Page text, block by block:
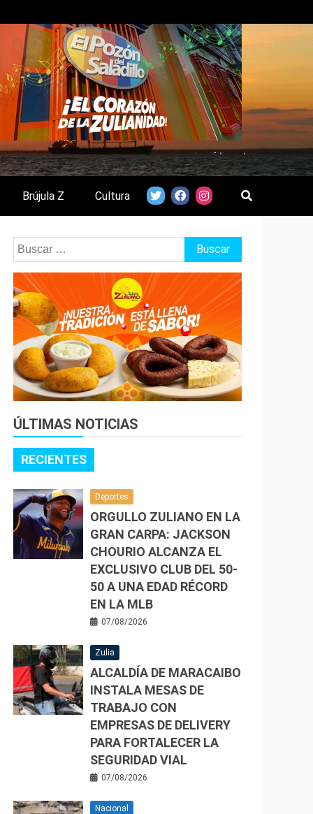
Brújula Z Cultura
Buscar:
ÚLTIMAS NOTICIAS
RECIENTES
Deportes
ORGULLO ZULIANO EN LA
GRAN CARPA: JACKSON
CHOURIO ALCANZA EL
EXCLUSIVO CLUB DEL 50-
50 A UNA EDAD RÉCORD
EN LA MLB
07/08/2026
Zulia
ALCALDÍA DE MARACAIBO
INSTALA MESAS DE
TRABAJO CON
EMPRESAS DE DELIVERY
PARA FORTALECER LA
SEGURIDAD VIAL
07/08/2026
Nacional